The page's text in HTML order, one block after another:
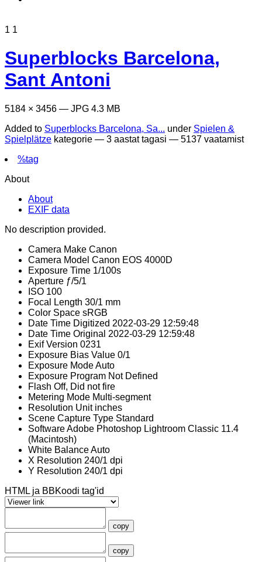
1 1
Superblocks Barcelona,
Sant Antoni
5184 × 3456 — JPG 4.3 MB
Added to Superblocks Barcelona, Sa... under Spielen &
Spielplätze kategorie — 3 aastat tagasi — 5137 vaatamist
%tag
About
About
EXIF data
No description provided.
Camera Make Canon
Camera Model Canon EOS 4000D
Exposure Time 1/100s
Aperture ƒ/5/1
ISO 100
Focal Length 30/1 mm
Color Space sRGB
Date Time Digitized 2022-03-29 12:59:48
Date Time Original 2022-03-29 12:59:48
Exif Version 0231
Exposure Bias Value 0/1
Exposure ModeAuto
Exposure Program Not Defined
Flash Off, Did not fire
Metering Mode Multi-segment
Resolution Unit inches
Scene Capture Type Standard
SoftwareAdobe Photoshop Lightroom Classic 11.4
(Macintosh)
White BalanceAuto
X Resolution 240/1 dpi
Y Resolution 240/1 dpi
HTML ja BBKoodi tag'id
copy
copy